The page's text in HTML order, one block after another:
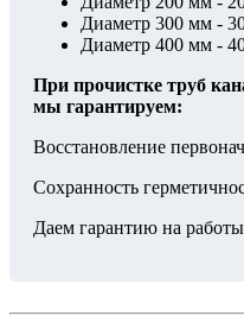
Диаметр 300 мм -
Диаметр 400 мм -
При прочистке труб
мы гарантируем:
Восстановление
Сохранность
Даем гарантию на